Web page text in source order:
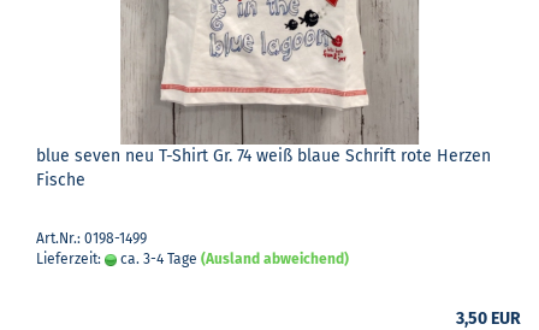
blue seven neu T-​Shirt Gr. 74 weiß blaue Schrift rote Her­zen
Fi­sche
Art.Nr.: 0198-1499
Lieferzeit:
ca. 3-4 Tage (Ausland abweichend)
3,50 EUR